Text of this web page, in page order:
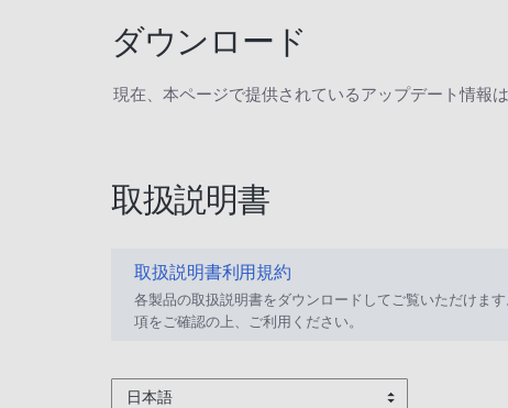
ダウンロード
現在、本ページで提供されているアップデート情報は
取扱説明書
取扱説明書利用規約
各製品の取扱説明書をダウンロードしてご覧いただけま
項をご確認の上、ご利用ください。
日本語